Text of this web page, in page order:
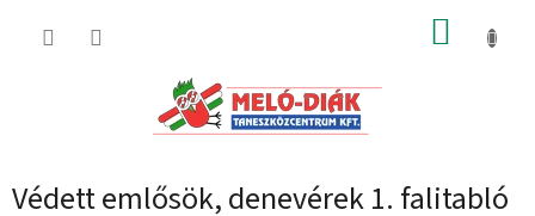
KOSÁR
Védett emlősök, denevérek 1. falitabló